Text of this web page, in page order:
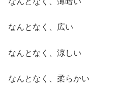
なんとなく、広い
なんとなく、涼しい
なんとなく、柔らかい